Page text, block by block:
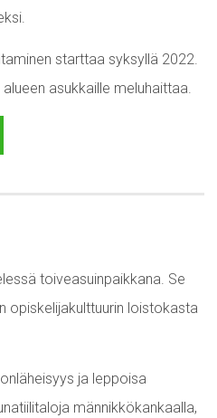
starttaa syksyllä 2022.
asukkaille meluhaittaa.
toiveasuinpaikkana. Se
opiskelijakulttuurin loistokasta
ja leppoisa
männikkökankaalla,